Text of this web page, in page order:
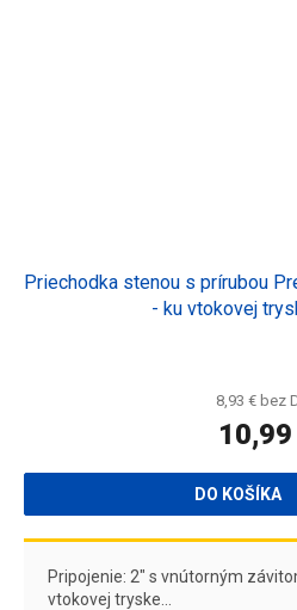
Priechodka stenou s prírubou
- ku vtokovej
8,93 € bez
DO KOŠÍKA
Pripojenie: 2" s vnútorným
vtokovej tryske...